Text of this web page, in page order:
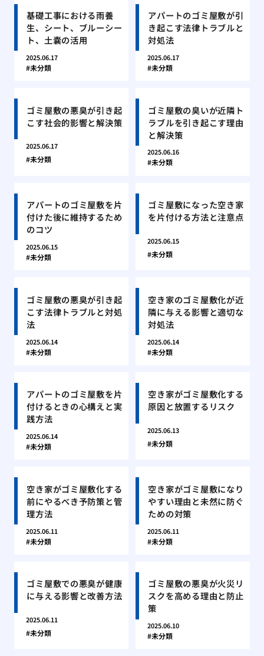
基礎工事における雨養
生、シート、ブルーシー
ト、土嚢の活用
2025.06.17
未分類
アパートのゴミ屋敷が引
き起こす法律トラブルと
対処法
2025.06.17
未分類
ゴミ屋敷の悪臭が引き起
こす社会的影響と解決策
2025.06.17
未分類
ゴミ屋敷の臭いが近隣ト
ラブルを引き起こす理由
と解決策
2025.06.16
未分類
アパートのゴミ屋敷を片
付けた後に維持するため
のコツ
2025.06.15
未分類
ゴミ屋敷になった空き家
を片付ける方法と注意点
2025.06.15
未分類
ゴミ屋敷の悪臭が引き起
こす法律トラブルと対処
法
2025.06.14
未分類
空き家のゴミ屋敷化が近
隣に与える影響と適切な
対処法
2025.06.14
未分類
アパートのゴミ屋敷を片
付けるときの心構えと実
践方法
2025.06.14
未分類
空き家がゴミ屋敷化する
原因と放置するリスク
2025.06.13
未分類
空き家がゴミ屋敷化する
前にやるべき予防策と管
理方法
2025.06.11
未分類
空き家がゴミ屋敷になり
やすい理由と未然に防ぐ
ための対策
2025.06.11
未分類
ゴミ屋敷での悪臭が健康
に与える影響と改善方法
2025.06.11
未分類
ゴミ屋敷の悪臭が火災リ
スクを高める理由と防止
策
2025.06.10
未分類